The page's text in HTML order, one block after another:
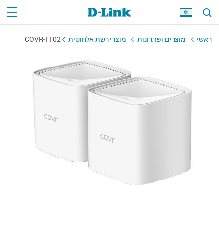
ראשי מוצרים ופתרונות מוצרי רשת אלחוטית COVR-1102